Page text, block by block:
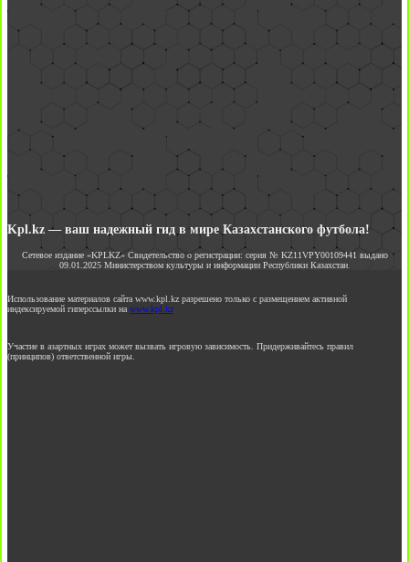
Kpl.kz — ваш надежный гид в мире Казахстанского футбола!
Сетевое издание «KPLKZ» Свидетельство о регистрации: серия № KZ11VPY00109441 выдано
09.01.2025 Министерством культуры и информации Республики Казахстан.
Использование материалов сайта www.kpl.kz разрешено только с размещением активной
индексируемой гиперссылки на www.kpl.kz
Участие в азартных играх может вызвать игровую зависимость. Придерживайтесь правил
(принципов) ответственной игры.